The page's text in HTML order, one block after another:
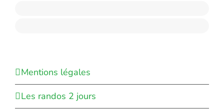
Mentions légales
Les randos 2 jours